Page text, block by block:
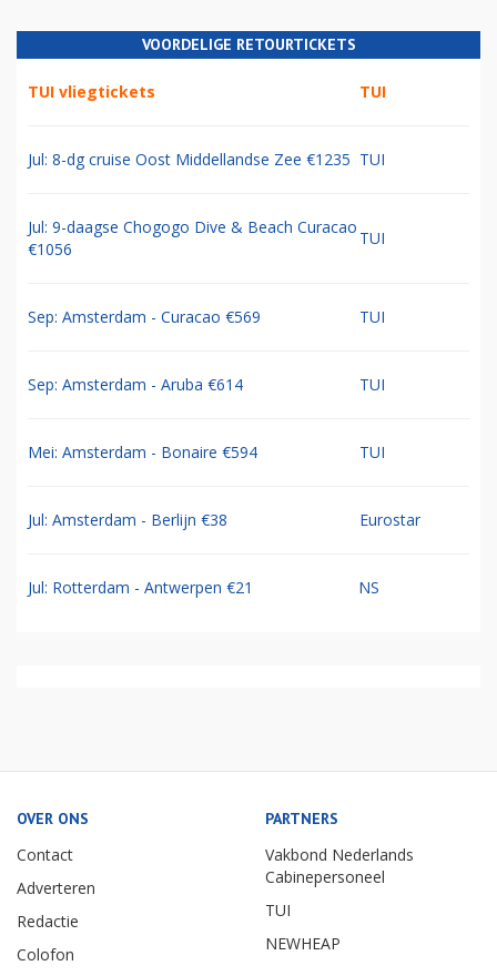
VOORDELIGE RETOURTICKETS
TUI vliegtickets TUI
Jul: 8-dg cruise Oost Middellandse Zee €1235 TUI
Jul: 9-daagse Chogogo Dive & Beach Curacao
€1056
TUI
Sep: Amsterdam - Curacao €569 TUI
Sep: Amsterdam - Aruba €614 TUI
Mei: Amsterdam - Bonaire €594 TUI
Jul: Amsterdam - Berlijn €38 Eurostar
Jul: Rotterdam - Antwerpen €21 NS
OVER ONS
Contact
Adverteren
Redactie
Colofon
PARTNERS
Vakbond Nederlands
Cabinepersoneel
TUI
NEWHEAP